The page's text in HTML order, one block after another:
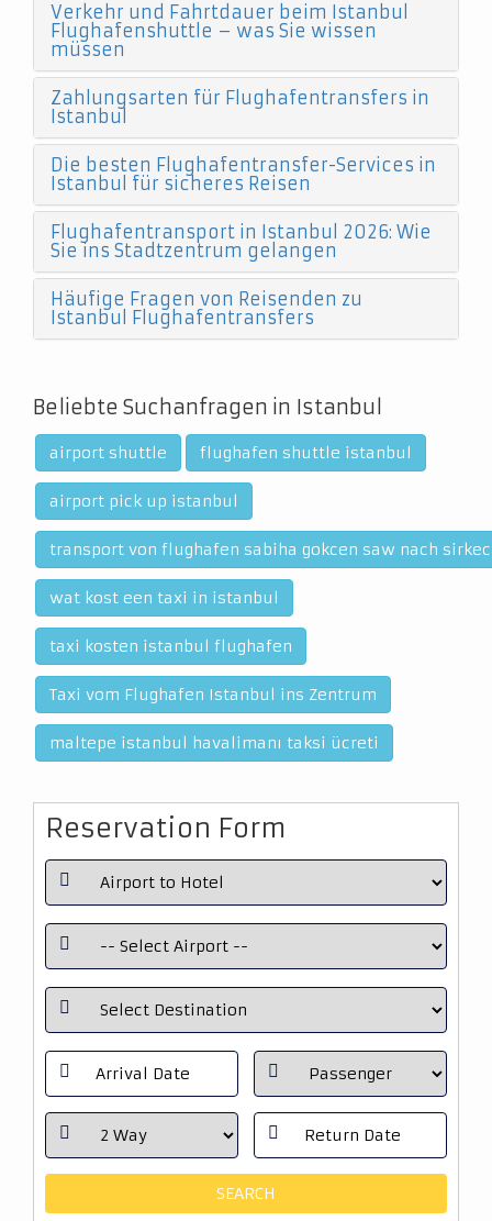
Verkehr und Fahrtdauer beim Istanbul
Flughafenshuttle – was Sie wissen
müssen
Zahlungsarten für Flughafentransfers in
Istanbul
Die besten Flughafentransfer-Services in
Istanbul für sicheres Reisen
Flughafentransport in Istanbul 2026: Wie
Sie ins Stadtzentrum gelangen
Häufige Fragen von Reisenden zu
Istanbul Flughafentransfers
Beliebte Suchanfragen in Istanbul
airport shuttle flughafen shuttle istanbul
airport pick up istanbul
transport von flughafen sabiha gokcen saw nach
wat kost een taxi in istanbul
taxi kosten istanbul flughafen
Taxi vom Flughafen Istanbul ins Zentrum
maltepe istanbul havalimanı taksi ücreti
Reservation Form